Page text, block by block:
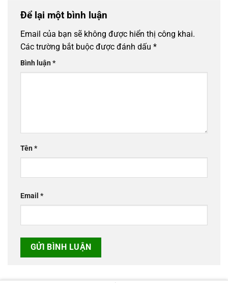
Để lại một bình luận
Email của bạn sẽ không được hiển thị công khai.
Các trường bắt buộc được đánh dấu *
Bình luận*
Tên*
Email *